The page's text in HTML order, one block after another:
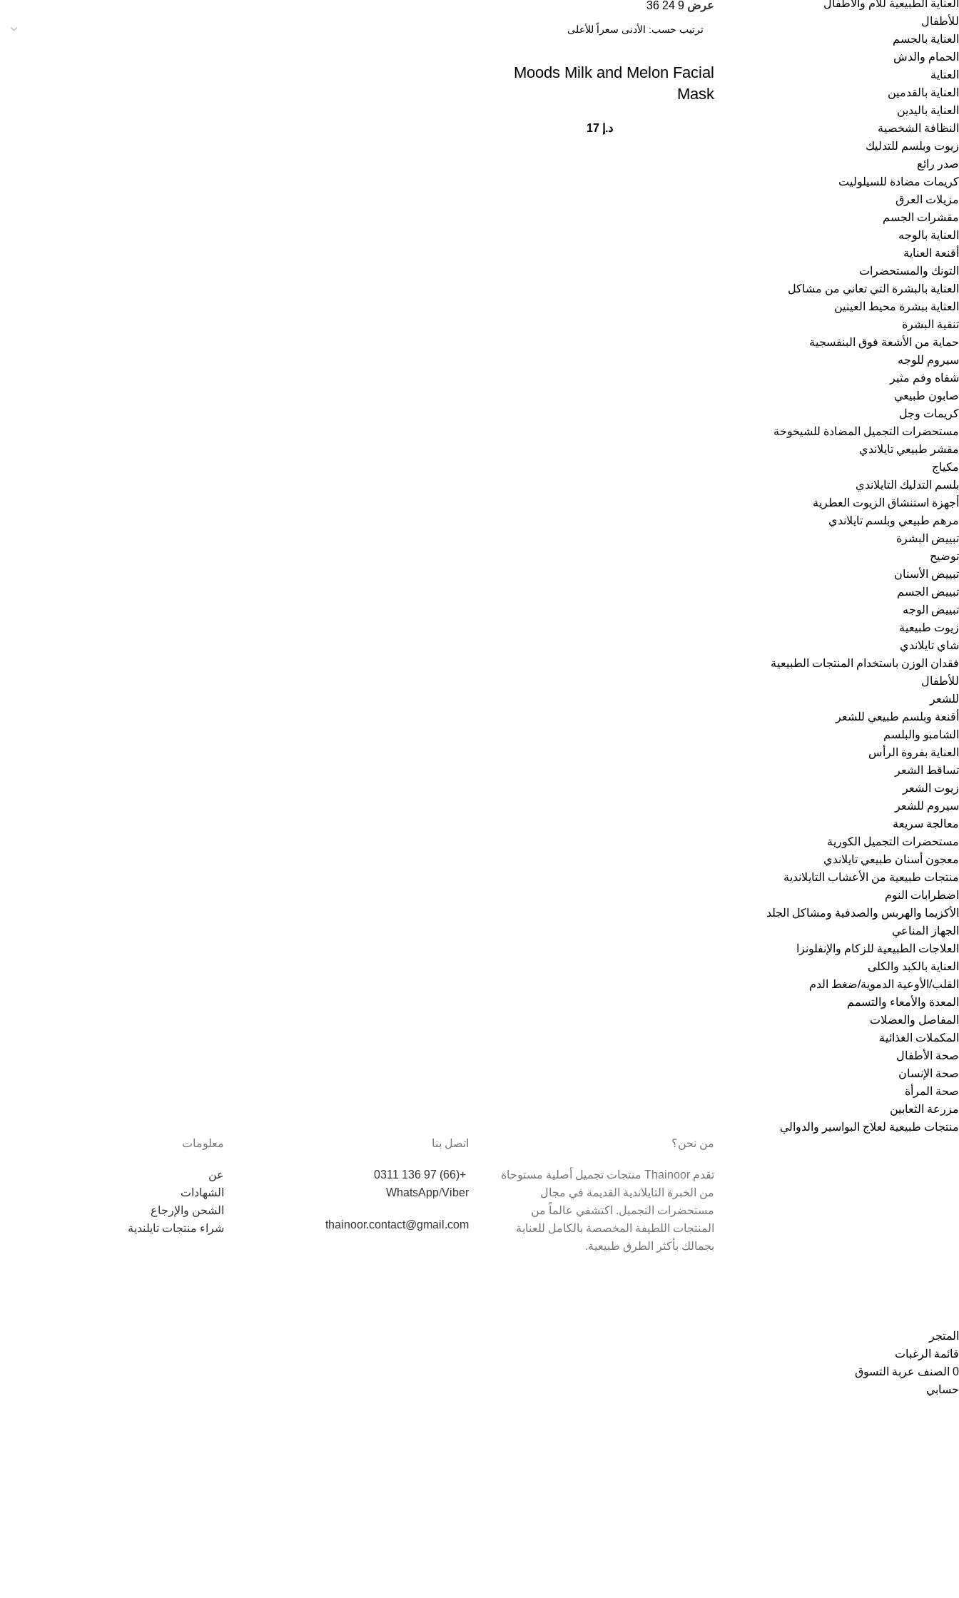
العناية الطبيعية للأم والأطفال
للأطفال
العناية بالجسم
الحمام والدش
العناية
العناية بالقدمين
العناية باليدين
النظافة الشخصية
زيوت وبلسم للتدليك
صدر رائع
كريمات مضادة للسيلوليت
مزيلات العرق
مقشرات الجسم
العناية بالوجه
أقنعة العناية
التونك والمستحضرات
العناية بالبشرة التي تعاني من مشاكل
العناية ببشرة محيط العينين
تنقية البشرة
حماية من الأشعة فوق البنفسجية
سيروم للوجه
شفاه وفم مثير
صابون طبيعي
كريمات وجل
مستحضرات التجميل المضادة للشيخوخة
مقشر طبيعي تايلاندي
مكياج
بلسم التدليك التايلاندي
أجهزة استنشاق الزيوت العطرية
مرهم طبيعي وبلسم تايلاندي
تبييض البشرة
توضيح
تبييض الأسنان
تبييض الجسم
تبييض الوجه
زيوت طبيعية
شاي تايلاندي
فقدان الوزن باستخدام المنتجات الطبيعية
للأطفال
للشعر
أقنعة وبلسم طبيعي للشعر
الشامبو والبلسم
العناية بفروة الرأس
تساقط الشعر
زيوت الشعر
سيروم للشعر
معالجة سريعة
مستحضرات التجميل الكورية
معجون أسنان طبيعي تايلاندي
منتجات طبيعية من الأعشاب التايلاندية
اضطرابات النوم
الأكزيما والهربس والصدفية ومشاكل الجلد
الجهاز المناعي
العلاجات الطبيعية للزكام والإنفلونزا
العناية بالكبد والكلى
القلب/الأوعية الدموية/ضغط الدم
المعدة والأمعاء والتسمم
المفاصل والعضلات
المكملات الغذائية
صحة الأطفال
صحة الإنسان
صحة المرأة
مزرعة الثعابين
منتجات طبيعية لعلاج البواسير والدوالي
عرض9
24
36
Moods Milk and Melon Facial
Mask
د.إ 17
من نحن؟
تقدم Thainoor منتجات تجميل أصلية مستوحاة
من الخبرة التايلاندية القديمة في مجال
مستحضرات التجميل. اكتشفي عالماً من
المنتجات اللطيفة المخصصة بالكامل للعناية
بجمالك بأكثر الطرق طبيعية.
اتصل بنا
+(66) 97 136 0311
WhatsApp/Viber
thainoor.contact@gmail.com
معلومات
عن
الشهادات
الشحن والإرجاع
شراء منتجات تايلندية
المتجر
قائمة الرغبات
0 الصنف عربة التسوق
حسابي